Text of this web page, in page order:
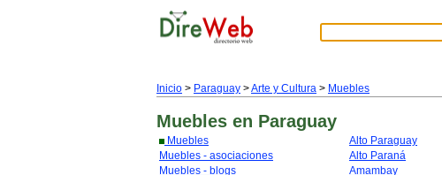
Inicio > Paraguay >Arte y Cultura > Muebles
Muebles en Paraguay
Muebles
Muebles - asociaciones
Muebles - blogs
Alto Paraguay
Alto Paraná
Amambay